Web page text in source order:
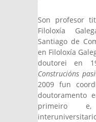
Son profesor
Filoloxía
Santiago de
en Filoloxía
doutorei en
Construcións
2009 fun
doutoramento
primeiro e,